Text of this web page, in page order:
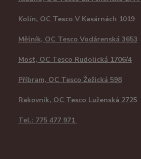
Kolín, OC Tesco V Kasárnách 1019
Mělník, OC Tesco Vodárenská 3653
Most, OC Tesco Rudolická 1706/4
Příbram, OC Tesco Žežická 598
Rakovník, OC Tesco Luženská 2725
Tel.: 775 477 971